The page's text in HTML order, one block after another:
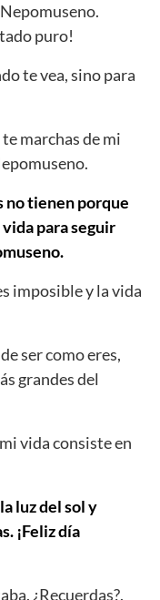
puro!
te vea, sino para
marchas de mi
no tienen porque
para seguir
imposible y la vida
ser como eres,
grandes del
vida consiste en
luz del sol y
¡Feliz día
¿Recuerdas?.